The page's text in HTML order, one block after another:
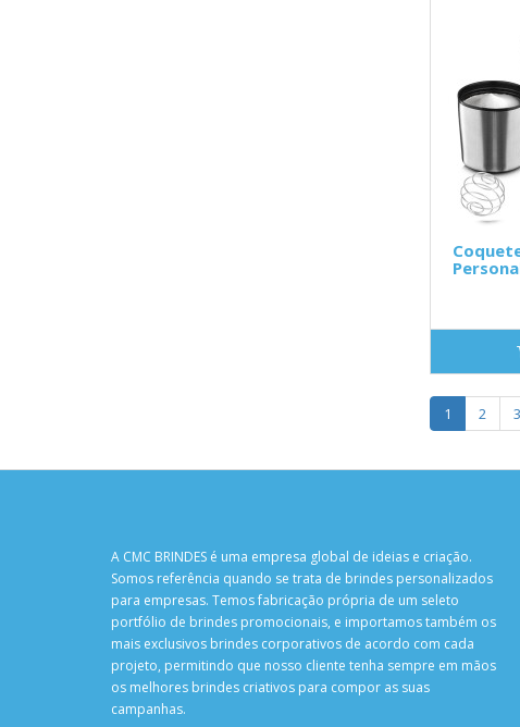
1 2 3
A CMC BRINDES é uma empresa global de ideias e criação.
Somos referência quando se trata de brindes personalizados
para empresas. Temos fabricação própria de um seleto
portfólio de brindes promocionais, e importamos também os
mais exclusivos brindes corporativos de acordo com cada
projeto, permitindo que nosso cliente tenha sempre em mãos
os melhores brindes criativos para compor as suas
campanhas.